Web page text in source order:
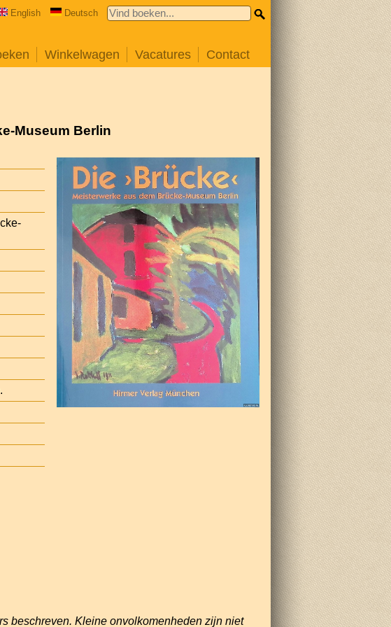
English Deutsch
Winkelwagen Vacatures Contact
Museum Berlin
beschreven. Kleine onvolkomenheden zijn niet